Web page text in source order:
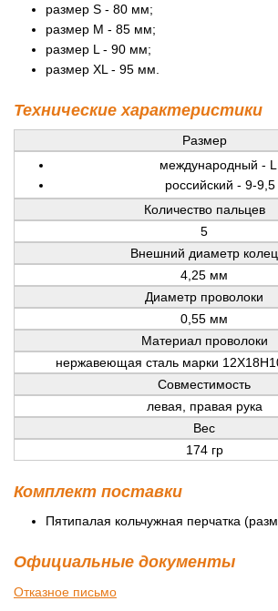
размер S - 80 мм;
размер M - 85 мм;
размер L - 90 мм;
размер XL - 95 мм.
Технические характеристики
Размер
международный -
российский - 9-9,5
Количество пальцев
5
Внешний диаметр колец
4,25 мм
Диаметр проволоки
0,55 мм
Материал проволоки
нержавеющая сталь марки
Совместимость
левая, правая рука
Вес
174 гр
Комплект поставки
Пятипалая кольчужная перчатка
Официальные документы
Отказное письмо